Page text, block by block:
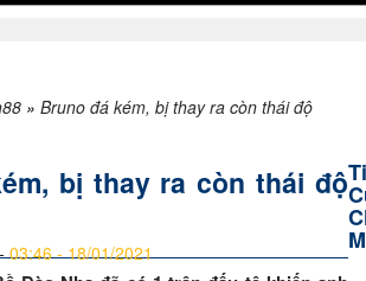
» Bruno đá kém, bị thay ra còn thái độ
bị thay ra còn thái độ
03:46 - 18/01/2021